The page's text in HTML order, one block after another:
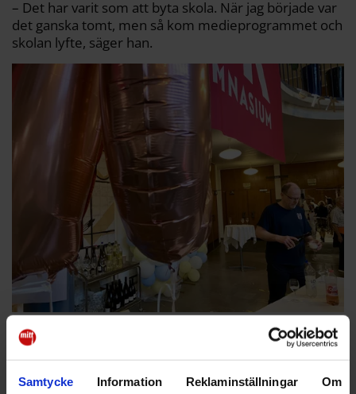
Samtycke Information Reklaminställningar Om
– Det har varit som att byta skola. När jag började var
det ganska tomt, men så kom medieprogrammet och
skolan lyfte, säger han.
anställda på skolan.
Skolan invigdes 1956 som Kärrtorps läroverk och
Försöksgymnasiet i Kärrtorp.